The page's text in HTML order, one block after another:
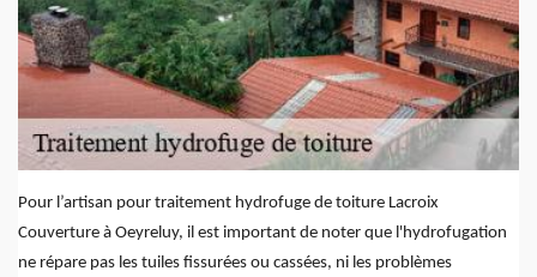
Pour l’artisan pour traitement hydrofuge de toiture Lacroix
Couverture à Oeyreluy, il est important de noter que l'hydrofugation
ne répare pas les tuiles fissurées ou cassées, ni les problèmes